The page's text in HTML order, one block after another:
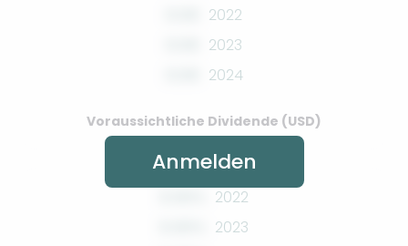
2022
2023
2024
Voraussichtliche Dividende (USD)
2022
2023
Anmelden